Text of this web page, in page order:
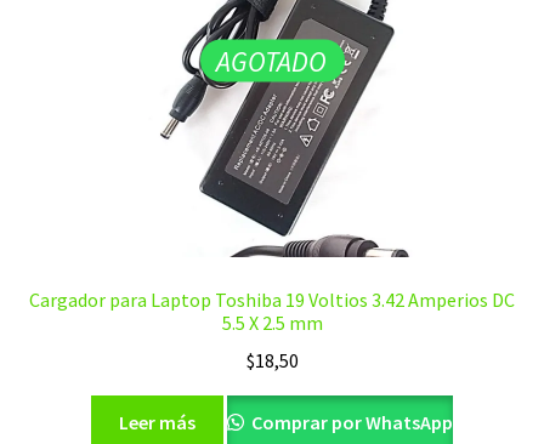
AGOTADO
Cargador para Laptop Toshiba 19 Voltios 3.42 Amperios DC
5.5 X 2.5 mm
$18,50
Leer más Comprar por WhatsApp